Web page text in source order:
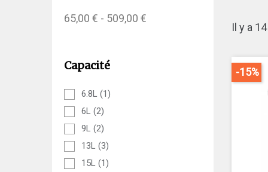
65,00 € - 509,00 €
Capacité
6.8L (1)
6L (2)
9L (2)
13L (3)
15L (1)
Il y a
-15%